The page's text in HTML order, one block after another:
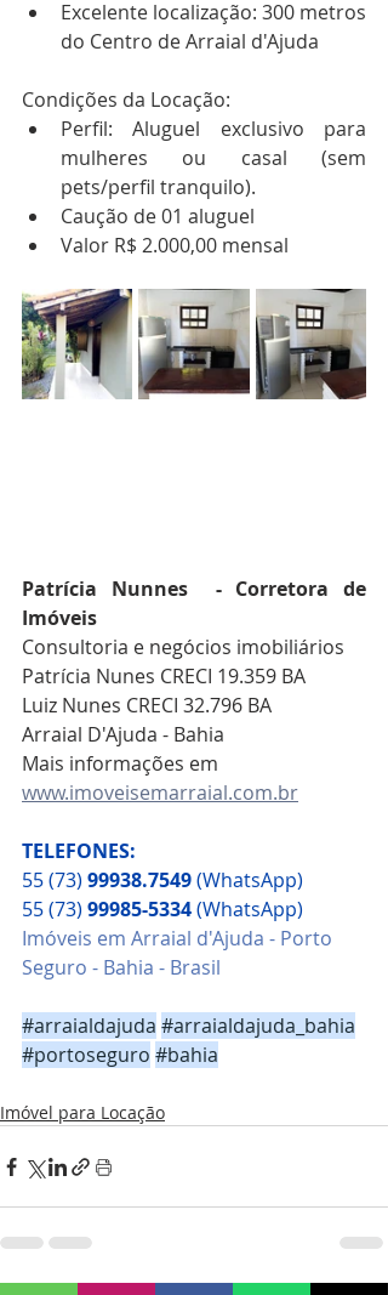
Excelente localização: 300 metros
do Centro de Arraial d'Ajuda
Condições da Locação:
Perfil: Aluguel exclusivo para
mulheres ou casal (sem
pets/perfil tranquilo).
Caução de 01 aluguel
Valor R$ 2.000,00 mensal
Patrícia Nunnes  - Corretora de
Imóveis
Consultoria e negócios imobiliários
Patrícia Nunes CRECI 19.359 BA
Luiz Nunes CRECI 32.796 BA
Arraial D'Ajuda - Bahia
Mais informações em
www.imoveisemarraial.com.br
TELEFONES:
55 (73) 99938.7549 (WhatsApp)
55 (73) 99985-5334 (WhatsApp)
Imóveis em Arraial d'Ajuda - Porto
Seguro - Bahia - Brasil
#arraialdajuda #arraialdajuda_bahia
#portoseguro #bahia
Imóvel para Locação